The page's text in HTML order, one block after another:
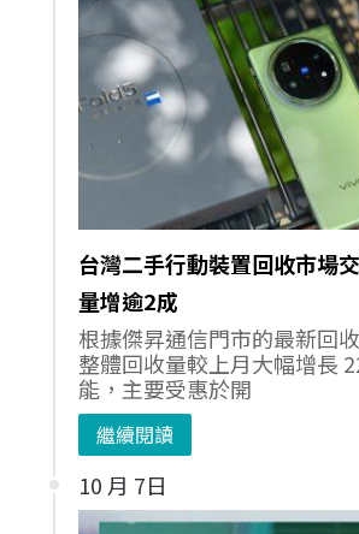
台灣二手行動裝置回收市場
量增逾2成
根據傑昇通信門市的最新回
整體回收量較上月大幅增長
能，主要受惠於開
繼續閱讀
10 月 7日